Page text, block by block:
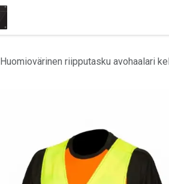
Huomiovärinen riipputasku avohaalari